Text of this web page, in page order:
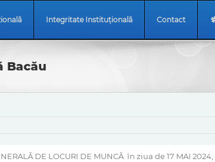
Integritate Instituțională Contact
Bacău
DE LOCURI DE MUNCĂ în ziua de 17 MAI 2024,